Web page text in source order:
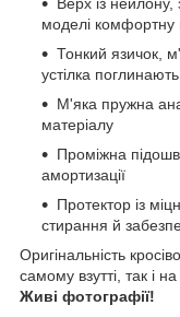
моделі комфортну
Тонкий язичок,
устілка
М'яка пружна
матеріалу
Проміжна
амортизації
Протектор із
стирання й
Оригінальність
самому взутті, так і
Живі фотографії!